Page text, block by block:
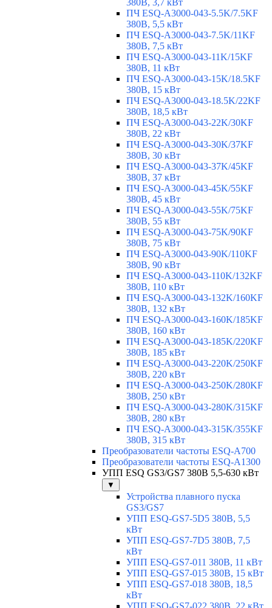
380В, 3,7 кВт
ПЧ ESQ-A3000-043-5.5K/7.5KF
380В, 5,5 кВт
ПЧ ESQ-A3000-043-7.5K/11KF
380В, 7,5 кВт
ПЧ ESQ-A3000-043-11K/15KF
380В, 11 кВт
ПЧ ESQ-A3000-043-15K/18.5KF
380В, 15 кВт
ПЧ ESQ-A3000-043-18.5K/22KF
380В, 18,5 кВт
ПЧ ESQ-A3000-043-22K/30KF
380В, 22 кВт
ПЧ ESQ-A3000-043-30K/37KF
380В, 30 кВт
ПЧ ESQ-A3000-043-37K/45KF
380В, 37 кВт
ПЧ ESQ-A3000-043-45K/55KF
380В, 45 кВт
ПЧ ESQ-A3000-043-55K/75KF
380В, 55 кВт
ПЧ ESQ-A3000-043-75K/90KF
380В, 75 кВт
ПЧ ESQ-A3000-043-90K/110KF
380В, 90 кВт
ПЧ ESQ-A3000-043-110K/132KF
380В, 110 кВт
ПЧ ESQ-A3000-043-132K/160KF
380В, 132 кВт
ПЧ ESQ-A3000-043-160K/185KF
380В, 160 кВт
ПЧ ESQ-A3000-043-185K/220KF
380В, 185 кВт
ПЧ ESQ-A3000-043-220K/250KF
380В, 220 кВт
ПЧ ESQ-A3000-043-250K/280KF
380В, 250 кВт
ПЧ ESQ-A3000-043-280K/315KF
380В, 280 кВт
ПЧ ESQ-A3000-043-315K/355KF
380В, 315 кВт
Преобразователи частоты ESQ-A700
Преобразователи частоты ESQ-A1300
УПП ESQ GS3/GS7 380В 5,5-630 кВт
▼
Устройства плавного пуска
GS3/GS7
УПП ESQ-GS7-5D5 380В, 5,5
кВт
УПП ESQ-GS7-7D5 380В, 7,5
кВт
УПП ESQ-GS7-011 380В, 11 кВт
УПП ESQ-GS7-015 380В, 15 кВт
УПП ESQ-GS7-018 380В, 18,5
кВт